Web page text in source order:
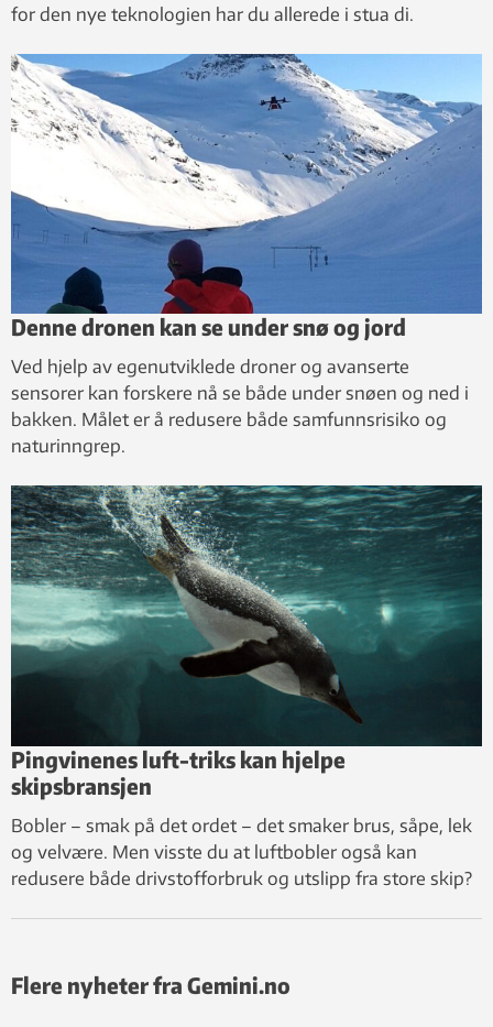
for den nye teknologien har du allerede i stua di.
Denne dronen kan se under snø og jord
Ved hjelp av egenutviklede droner og avanserte
sensorer kan forskere nå se både under snøen og ned i
bakken. Målet er å redusere både samfunnsrisiko og
naturinngrep.
Pingvinenes luft-triks kan hjelpe
skipsbransjen
Bobler – smak på det ordet – det smaker brus, såpe, lek
og velvære. Men visste du at luftbobler også kan
redusere både drivstofforbruk og utslipp fra store skip?
Flere nyheter fra Gemini.no